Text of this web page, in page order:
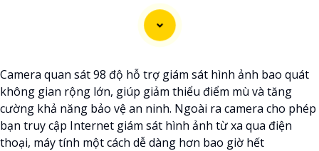
hoặc lưu trữ hình ảnh từ xa thông qua ứng dụng điện thoại
thông minh. Đèn hồng ngoại thông minh giúp quan sát
ban đêm mà không làm mờ hình ảnh. Đồng thời, tính năng
hiện sự chuyển động đáng ngờ. Với camera này, bạn có thể
yên tâm theo dõi và bảo vệ căn nhà hoặc văn phòng của
mình mọi lúc mọi nơi.
Camera quan sát 98 độ hỗ trợ giám sát hình ảnh bao quát
không gian rộng lớn, giúp giảm thiểu điểm mù và tăng
cường khả năng bảo vệ an ninh. Ngoài ra camera cho phép
bạn truy cập Internet giám sát hình ảnh từ xa qua điện
thoại, máy tính một cách dễ dàng hơn bao giờ hết